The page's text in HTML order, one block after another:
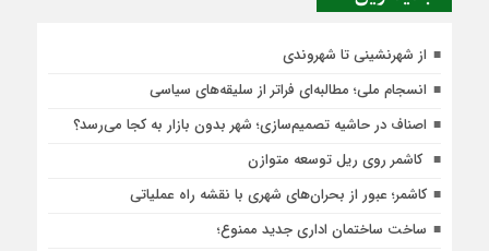
از شهرنشینی تا شهروندی
انسجام ملی؛ مطالبه‌ای فراتر از سلیقه‌های سیاسی
اصناف در حاشیه تصمیم‌سازی؛ شهر بدون بازار به کجا می‌رسد؟
کاشمر روی ریل توسعه متوازن
کاشمر؛ عبور از بحران‌های شهری با نقشه راه عملیاتی
ساخت ساختمان اداری جدید ممنوع؛